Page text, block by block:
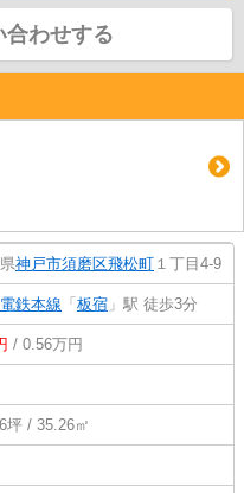
合わせする
神戸市須磨区飛松町 １丁目4-9
鉄本線 「 板宿 」駅 徒歩3分
/ 0.56万円
坪 / 35.26㎡